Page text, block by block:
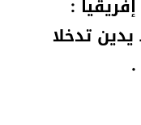
:
تدخلا